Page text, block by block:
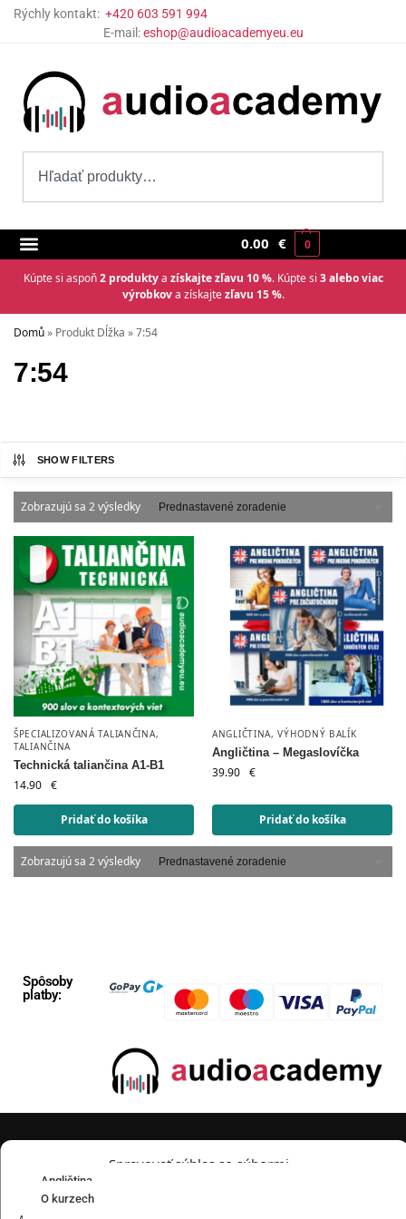
Spravovať súhlas so súbormi
Rýchly kontakt: +420 603 591 994
E-mail:eshop@audioacademyeu.eu
0.00 € 0
Kúpte si aspoň2 produktya získajte zľavu 10 %. Kúpte si 3 alebo viac
výrobkova získajtezľavu 15 %.
Domů» Produkt Dĺžka »7:54
7:54
SHOW FILTERS
Zobrazujú sa 2 výsledky
ŠPECIALIZOVANÁ TALIANČINA,
TALIANČINA
Technická taliančina A1-B1
14.90 €
Pridať do košíka
ANGLIČTINA,VÝHODNÝ BALÍK
Angličtina – Megaslovíčka
39.90 €
Pridať do košíka
Zobrazujú sa 2 výsledky
Spôsoby
platby:
Angličtina
O kurzech
Sledujte nás: